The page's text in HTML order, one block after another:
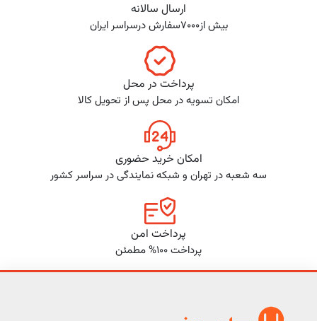
ارسال سالانه
بیش از7000سفارش درسراسر ایران
پرداخت در محل
امکان تسویه در محل پس از تحویل کالا
امکان خرید حضوری
سه شعبه در تهران و شبکه نمایندگی در سراسر کشور
پرداخت امن
پرداخت 100% مطمئن